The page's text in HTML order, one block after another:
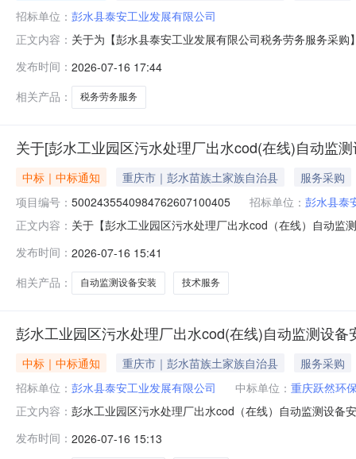
招标单位： 彭水县泰安工业发展有限公司
正文内容： 关于为【彭水县泰安工业发展有限公司税务劳务服务采
暂无评价项目成功率：84.7%投资审批项目否项目规模
（1）暂
发布时间： 2026-07-16 17:44
相关产品：
税务劳务服务
关于[彭水工业园区污水处理厂出水cod(在线)自动监
中标｜中标通知 重庆市｜彭水苗族土家族自治县
服务采购
项目编号： 5002435540984762607100405 招标单位： 彭水县泰
正文内容： 关于【彭水工业园区污水处理厂出水cod（在线）自动
有限公司投资审批项目否工程建设项目规模投资额（￥
明6
发布时间： 2026-07-16 15:41
相关产品：
自动监测设备安装 技术服务
彭水工业园区污水处理厂出水cod(在线)自动监测设备
中标｜中标通知 重庆市｜彭水苗族土家族自治县
服务采购
招标单位： 彭水县泰安工业发展有限公司 中标单位： 重庆跃然环
正文内容： 彭水工业园区污水处理厂出水cod（在线）自动监测设备
型:信息咨询和技术服务服务金额:￥66,000.00元金额说
发布时间： 2026-07-16 15:13